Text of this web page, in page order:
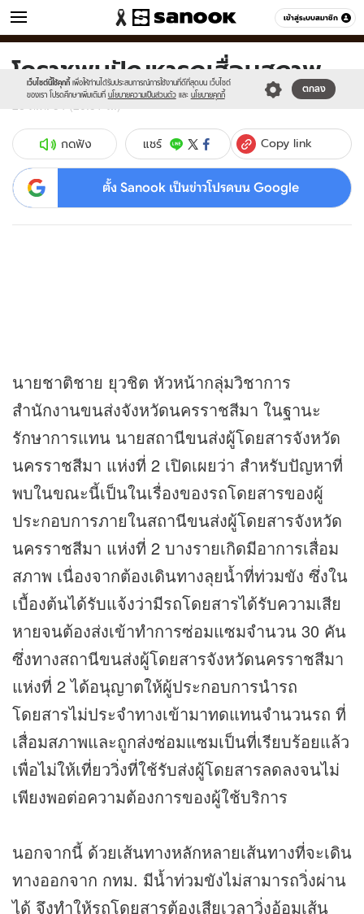
เข้าสู่ระบบสมาชิก
ข่าว หมวดอื่นๆ
เว็บไซต์นี้ใช้คุกกี้ เพื่อให้ท่านได้รับประสบการณ์การใช้งานที่ดีที่สุดบน เว็บไซต์
ของเรา โปรดศึกษาเพิ่มเติมที่ นโยบายความเป็นส่วนตัว และ นโยบายคุกกี้
ตกลง
Sanook
//s.isanook.com/sr/0/images/logo-
new-
sanook.png
600
60
โคราชพบปัญหารถเสื่อมสภาพ
28 ต.ค. 54 (20:51 น.)
กดฟัง แชร์ Copy link
ตั้ง Sanook เป็นข่าวโปรดบน Google
นายชาติชาย ยุวชิต หัวหน้ากลุ่มวิชาการ
สำนักงานขนส่งจังหวัดนครราชสีมา ในฐานะ
รักษาการแทน นายสถานีขนส่งผู้โดยสารจังหวัด
นครราชสีมา แห่งที่ 2 เปิดเผยว่า สำหรับปัญหาที่
พบในขณะนี้เป็นในเรื่องของรถโดยสารของผู้
ประกอบการภายในสถานีขนส่งผู้โดยสารจังหวัด
นครราชสีมา แห่งที่ 2 บางรายเกิดมีอาการเสื่อม
สภาพ เนื่องจากต้องเดินทางลุยน้ำที่ท่วมขัง ซึ่งใน
เบื้องต้นได้รับแจ้งว่ามีรถโดยสารได้รับความเสีย
หายจนต้องส่งเข้าทำการซ่อมแซมจำนวน 30 คัน
ซึ่งทางสถานีขนส่งผู้โดยสารจังหวัดนครราชสีมา
แห่งที่ 2 ได้อนุญาตให้ผู้ประกอบการนำรถ
โดยสารไม่ประจำทางเข้ามาทดแทนจำนวนรถ ที่
เสื่อมสภาพและถูกส่งซ่อมแซมเป็นที่เรียบร้อยแล้ว
เพื่อไม่ให้เที่ยววิ่งที่ใช้รับส่งผู้โดยสารลดลงจนไม่
เพียงพอต่อความต้องการของผู้ใช้บริการ
นอกจากนี้ ด้วยเส้นทางหลักหลายเส้นทางที่จะเดิน
ทางออกจาก กทม. มีน้ำท่วมขังไม่สามารถวิ่งผ่าน
ได้ จึงทำให้รถโดยสารต้องเสียเวลาวิ่งอ้อมเส้น